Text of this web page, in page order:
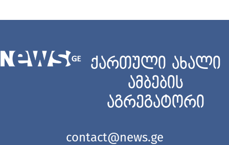
ქართული ახალი
ამბების
აგრეგატორი
contact@news.ge